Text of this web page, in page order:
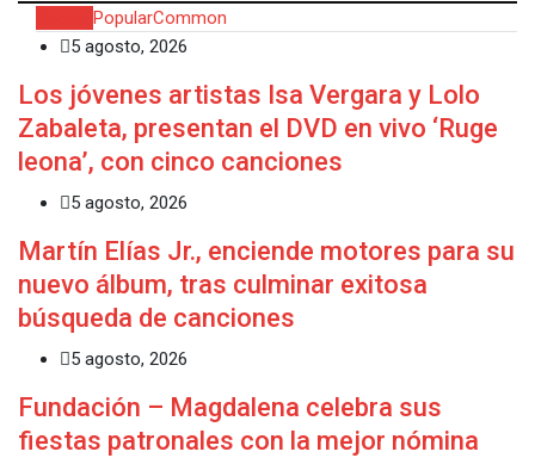
PopularCommon
5 agosto, 2026
Los jóvenes artistas Isa Vergara y Lolo
Zabaleta, presentan el DVD en vivo ‘Ruge
leona’, con cinco canciones
5 agosto, 2026
Martín Elías Jr., enciende motores para su
nuevo álbum, tras culminar exitosa
búsqueda de canciones
5 agosto, 2026
Fundación – Magdalena celebra sus
fiestas patronales con la mejor nómina